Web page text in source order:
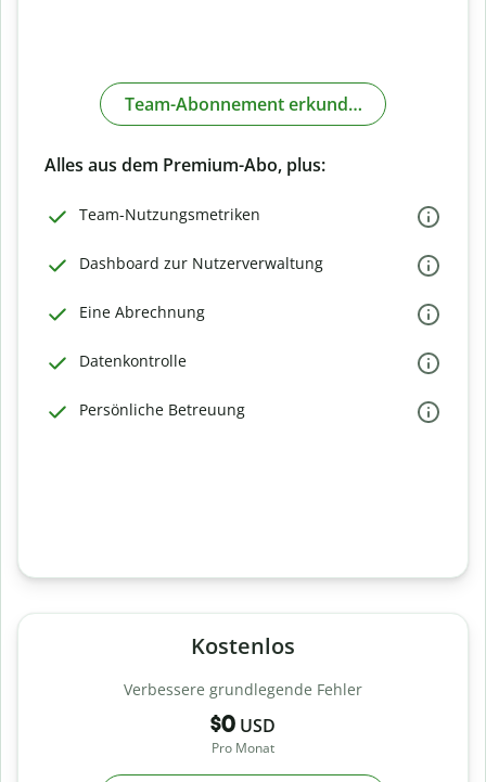
Team-Abonnement erkunden
Alles aus dem Premium-Abo, plus:
Team-Nutzungsmetriken
Dashboard zur Nutzerverwaltung
Eine Abrechnung
Datenkontrolle
Persönliche Betreuung
Kostenlos
Verbessere grundlegende Fehler
$0 USD
Pro Monat